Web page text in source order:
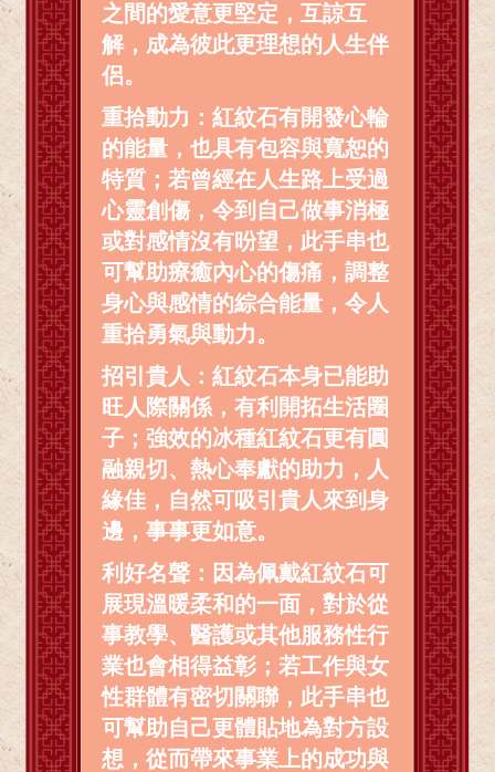
之間的愛意更堅定，互諒互
解，成為彼此更理想的人生伴
侶。
重拾動力：紅紋石有開發心輪
的能量，也具有包容與寬恕的
特質；若曾經在人生路上受過
心靈創傷，令到自己做事消極
或對感情沒有昐望，此手串也
可幫助療癒內心的傷痛，調整
身心與感情的綜合能量，令人
重拾勇氣與動力。
招引貴人：紅紋石本身已能助
旺人際關係，有利開拓生活圈
子；強效的冰種紅紋石更有圓
融親切、熱心奉獻的助力，人
緣佳，自然可吸引貴人來到身
邊，事事更如意。
利好名聲：因為佩戴紅紋石可
展現溫暖柔和的一面，對於從
事教學、醫護或其他服務性行
業也會相得益彰；若工作與女
性群體有密切關聯，此手串也
可幫助自己更體貼地為對方設
想，從而帶來事業上的成功與